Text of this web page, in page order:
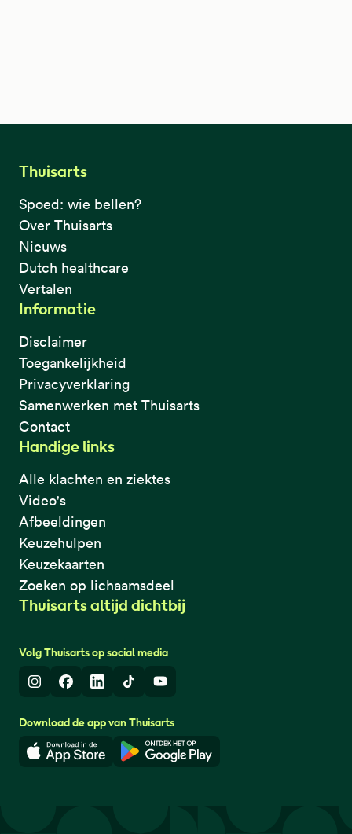
Thuisarts
Spoed: wie bellen?
Over Thuisarts
Nieuws
Dutch healthcare
Vertalen
Informatie
Disclaimer
Toegankelijkheid
Privacyverklaring
Samenwerken met Thuisarts
Contact
Handige links
Alle klachten en ziektes
Video's
Afbeeldingen
Keuzehulpen
Keuzekaarten
Zoeken op lichaamsdeel
Thuisarts altijd dichtbij
Volg Thuisarts op social media
InstagramFacebook
LinkedInTikTokYoutube
Download de app van Thuisarts
Download in de App StoreDownload in de Google Play